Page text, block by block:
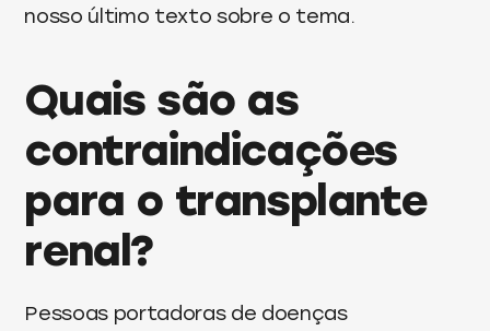
nosso último texto sobre o tema.
Quais são as
contraindicações
para o transplante
renal?
Pessoas portadoras de doenças